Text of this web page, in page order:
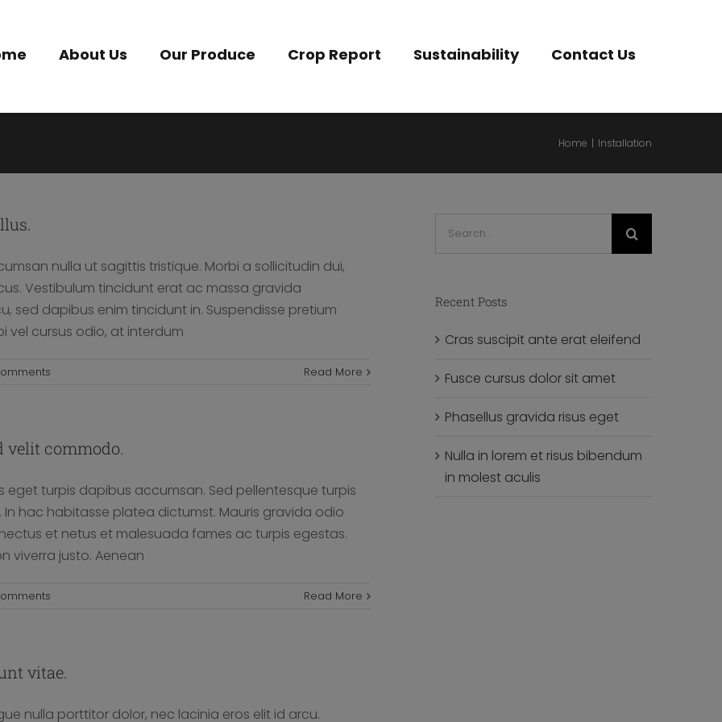
About Us Our Produce Crop Report Sustainability Contact Us
Home | Installation
nulla ut sagittis tristique. Morbi a sollicitudin dui,
Vestibulum tincidunt erat ac massa gravida
sed dapibus enim tincidunt in. Suspendisse pretium
vel cursus odio, at interdum
Read More
velit commodo.
eget turpis dapibus accumsan. Sed pellentesque turpis
hac habitasse platea dictumst. Mauris gravida odio
et netus et malesuada fames ac turpis egestas.
viverra justo. Aenean
Read More
vitae.
nulla porttitor dolor, nec lacinia eros elit id arcu.
Recent Posts
Cras suscipit ante erat eleifend
Fusce cursus dolor sit amet
Phasellus gravida risus eget
Nulla in lorem et risus bibendum
in molest aculis